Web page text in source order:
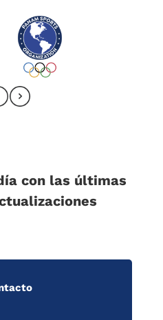
con las últimas